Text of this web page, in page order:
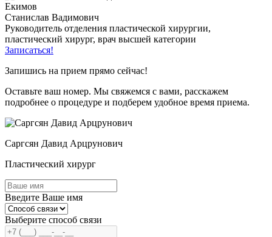
Екимов
Станислав Вадимович
Руководитель отделения пластической хирургии,
пластический хирург, врач высшей категории
Записаться!
Запишись на прием прямо сейчас!
Оставьте ваш номер. Мы свяжемся с вами, расскажем
подробнее о процедуре и подберем удобное время приема.
Саргсян Давид Арцрунович
Пластический хирург
Введите Ваше имя
Выберите способ связи